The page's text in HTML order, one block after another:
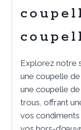
Explorez notre
une coupelle
une coupelle
trous, offrant
vos